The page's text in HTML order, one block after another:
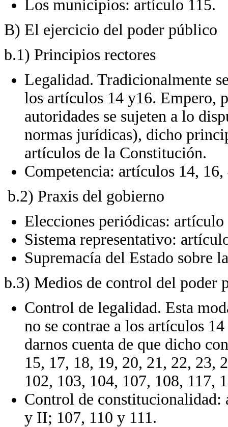
Los municipios: artículo 115.
B) El ejercicio del poder público
b.1) Principios rectores
Legalidad. Tradicionalmente
los artículos 14 y16. Empero,
autoridades se sujeten a lo
normas jurídicas), dicho
artículos de la Constitución.
Competencia: artículos 14, 16,
b.2) Praxis del gobierno
Elecciones periódicas: artículo
Sistema representativo:
Supremacía del Estado sobre
b.3) Medios de control del poder
Control de legalidad. Esta
no se contrae a los artículos
darnos cuenta de que dicho
15, 17, 18, 19, 20, 21, 22, 23,
102, 103, 104, 107, 108, 117,
Control de
y II; 107, 110 y 111.